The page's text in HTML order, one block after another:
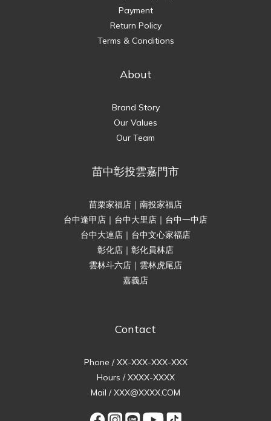
Payment
Return Policy
Terms & Conditions
About
Brand Story
Our Values
Our Team
苗中彰投雲嘉門市
苗栗家福店｜南投家福店
台中逢甲店｜台中大里店｜台中一中店
台中大連店｜台中文心家福店
彰化店｜彰化員林店
雲林斗六店｜雲林虎尾店
嘉義店
Contact
Phone / XX-XXX-XXX-XXX
Hours / XXXX-XXXX
Mail / XXX@XXXX.COM